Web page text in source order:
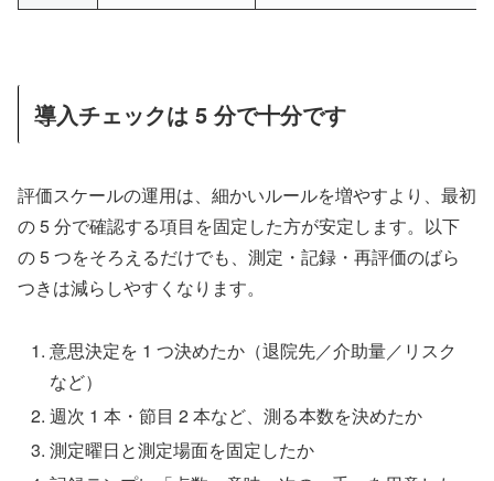
導入チェックは 5 分で十分です
評価スケールの運用は、細かいルールを増やすより、最初
の 5 分で確認する項目を固定した方が安定します。以下
の 5 つをそろえるだけでも、測定・記録・再評価のばら
つきは減らしやすくなります。
意思決定を 1 つ決めたか（退院先／介助量／リスク
など）
週次 1 本・節目 2 本など、測る本数を決めたか
測定曜日と測定場面を固定したか